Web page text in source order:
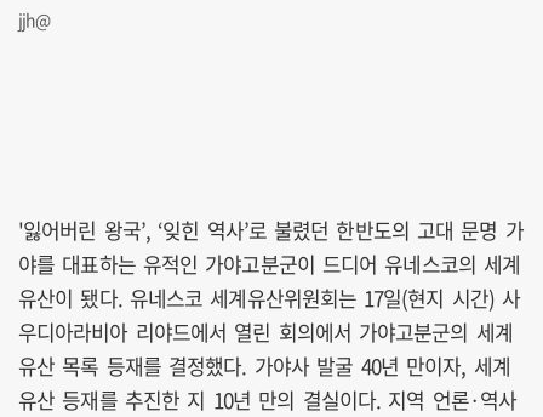
jjh@
'잃어버린 왕국’, ‘잊힌 역사’로 불렸던 한반도의 고대 문명 가
야를 대표하는 유적인 가야고분군이 드디어 유네스코의 세계
유산이 됐다. 유네스코 세계유산위원회는 17일(현지 시간) 사
우디아라비아 리야드에서 열린 회의에서 가야고분군의 세계
유산 목록 등재를 결정했다. 가야사 발굴 40년 만이자, 세계
유산 등재를 추진한 지 10년 만의 결실이다. 지역 언론·역사